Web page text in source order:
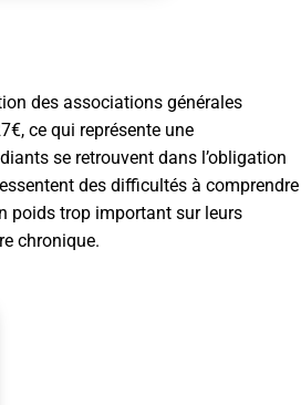
des associations générales
ce qui représente une
se retrouvent dans l’obligation
des difficultés à comprendre
poids trop important sur leurs
chronique.